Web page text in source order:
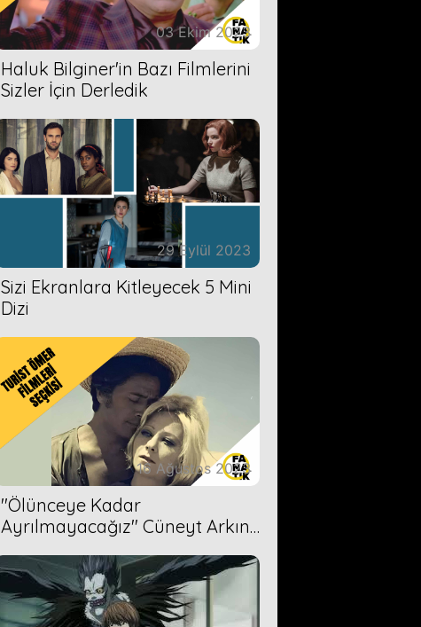
03 Ekim 2023
Haluk Bilginer'in Bazı Filmlerini
Sizler İçin Derledik
29 Eylül 2023
Sizi Ekranlara Kitleyecek 5 Mini
Dizi
16 Ağustos 2023
''Ölünceye Kadar
Ayrılmayacağız'' Cüneyt Arkın-